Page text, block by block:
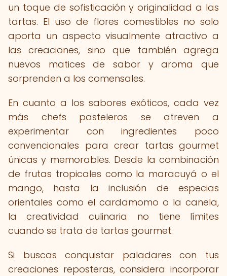
un toque de sofisticación y originalidad a las
tartas. El uso de flores comestibles no solo
aporta un aspecto visualmente atractivo a
las creaciones, sino que también agrega
nuevos matices de sabor y aroma que
sorprenden a los comensales.
En cuanto a los sabores exóticos, cada vez
más chefs pasteleros se atreven a
experimentar con ingredientes poco
convencionales para crear tartas gourmet
únicas y memorables. Desde la combinación
de frutas tropicales como la maracuyá o el
mango, hasta la inclusión de especias
orientales como el cardamomo o la canela,
la creatividad culinaria no tiene límites
cuando se trata de tartas gourmet.
Si buscas conquistar paladares con tus
creaciones reposteras, considera incorporar